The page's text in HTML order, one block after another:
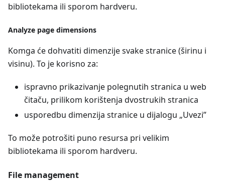
bibliotekama ili sporom hardveru.
Analyze page dimensions
Komga će dohvatiti dimenzije svake stranice (širinu i
visinu). To je korisno za:
ispravno prikazivanje polegnutih stranica u web
čitaču, prilikom korištenja dvostrukih stranica
usporedbu dimenzija stranice u dijalogu „Uvezi”
To može potrošiti puno resursa pri velikim
bibliotekama ili sporom hardveru.
File management